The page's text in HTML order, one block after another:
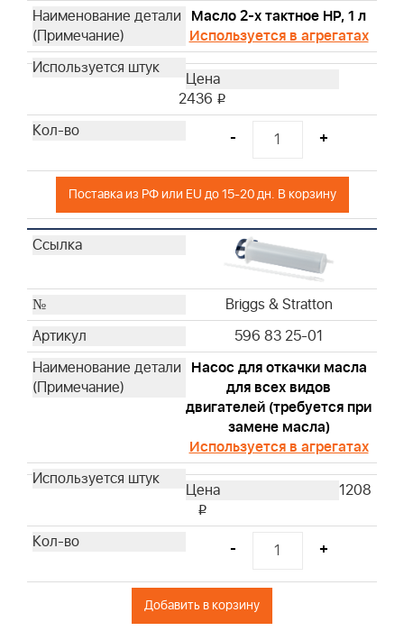
Husqvarna
Husqvarna
Husqvarna
Husqvarna
Husqvarna
Husqvarna
Husqvarna
Husqvarna
Husqvarna
Husqvarna
Husqvarna
Husqvarna
Husqvarna
Husqvarna
Husqvarna
Husqvarna
Husqvarna
Husqvarna
Husqvarna
Масло 2-х тактное HP, 1 л
Используется в агрегатах
2436 i
- +
Поставка из РФ или EU до 15-20 дн. В корзину
Briggs & Stratton
596 83 25-01
Насос для откачки масла
для всех видов
двигателей (требуется при
замене масла)
Используется в агрегатах
1208
i
- +
Добавить в корзину